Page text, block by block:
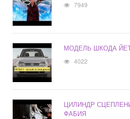
7949
МОДЕЛЬ ШКОДА
4022
ЦИЛИНДР
ФАБИЯ